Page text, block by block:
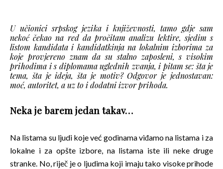
U učionici srpskog jezika i književnosti, tamo gdje sam
nekoć čekao na red da pročitam analizu lektire, sjedim s
listom kandidata i kandidatkinja na lokalnim izborima za
koje provjereno znam da su stalno zaposleni, s visokim
prihodima i s diplomama uglednih zvanja, i pitam se: šta je
tema, šta je ideja, šta je motiv? Odgovor je jednostavan:
moć, autoritet, a uz to i dodatni izvor prihoda.
Neka je barem jedan takav…
Na listama su ljudi koje već godinama viđamo na listama i za
lokalne i za opšte izbore, na listama iste ili neke druge
stranke. No, riječ je o ljudima koji imaju tako visoke prihode